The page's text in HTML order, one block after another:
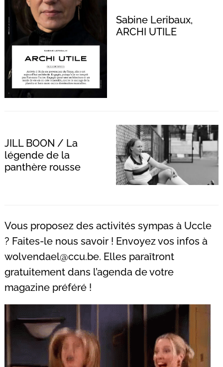
Sabine Leribaux,
ARCHI UTILE
JILL BOON / La
légende de la
panthère rousse
Vous proposez des activités sympas à Uccle
? Faites-le nous savoir ! Envoyez vos infos à
wolvendael@ccu.be. Elles paraîtront
gratuitement dans l’agenda de votre
magazine préféré !